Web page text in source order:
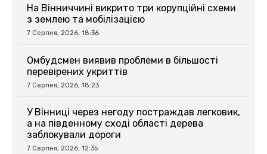
На Вінниччині викрито три корупційні схеми
з землею та мобілізацією
7 Серпня, 2026, 18:36
Омбудсмен виявив проблеми в більшості
перевірених укриттів
7 Серпня, 2026, 18:23
У Вінниці через негоду постраждав легковик,
а на південному сході області дерева
заблокували дороги
7 Серпня, 2026, 12:35